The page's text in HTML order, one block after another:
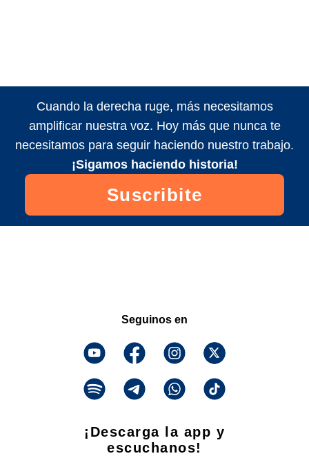
Cuando la derecha ruge, más necesitamos
amplificar nuestra voz. Hoy más que nunca te
necesitamos para seguir haciendo nuestro trabajo.
¡Sigamos haciendo historia!
Suscribite
Seguinos en
¡Descarga la app y
escuchanos!